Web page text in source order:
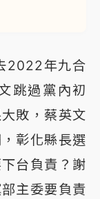
2022年九合
跳過黨內初
敗，蔡英文
彰化縣長選
台負責？謝
主委要負責